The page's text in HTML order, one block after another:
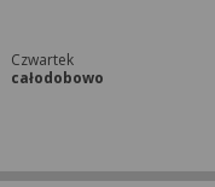
Czwartek
całodobowo